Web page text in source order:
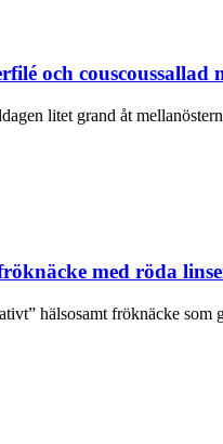
och couscoussallad
litet grand åt
med röda
hälsosamt fröknäcke